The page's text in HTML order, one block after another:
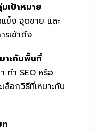
เป้าหมาย
แข็ง จุดขาย และ
เข้าถึง
าะกับพื้นที่
ทำ SEO หรือ
ลือกวิธีที่เหมาะกับ
ท